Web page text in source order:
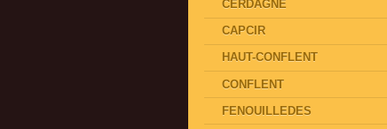
CERDAGNE
CAPCIR
HAUT-CONFLENT
CONFLENT
FENOUILLEDES